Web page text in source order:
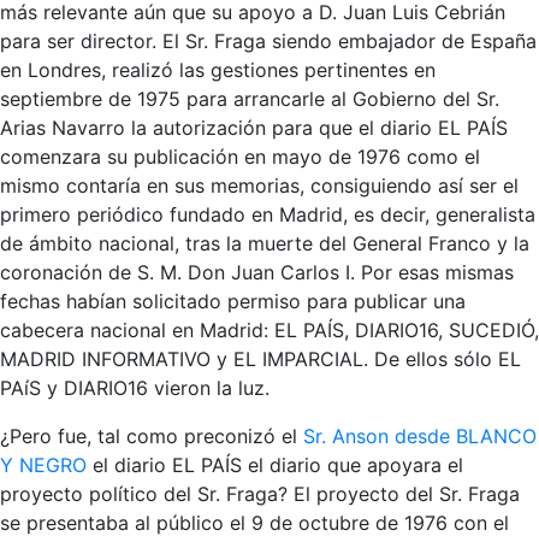
más relevante aún que su apoyo a D. Juan Luis Cebrián
para ser director. El Sr. Fraga siendo embajador de España
en Londres, realizó las gestiones pertinentes en
septiembre de 1975 para arrancarle al Gobierno del Sr.
Arias Navarro la autorización para que el diario EL PAÍS
comenzara su publicación en mayo de 1976 como el
mismo contaría en sus memorias, consiguiendo así ser el
primero periódico fundado en Madrid, es decir, generalista
de ámbito nacional, tras la muerte del General Franco y la
coronación de S. M. Don Juan Carlos I. Por esas mismas
fechas habían solicitado permiso para publicar una
cabecera nacional en Madrid: EL PAÍS, DIARIO16, SUCEDIÓ,
MADRID INFORMATIVO y EL IMPARCIAL. De ellos sólo EL
PAíS y DIARIO16 vieron la luz.
¿Pero fue, tal como preconizó el Sr. Anson desde BLANCO
Y NEGRO el diario EL PAÍS el diario que apoyara el
proyecto político del Sr. Fraga? El proyecto del Sr. Fraga
se presentaba al público el 9 de octubre de 1976 con el